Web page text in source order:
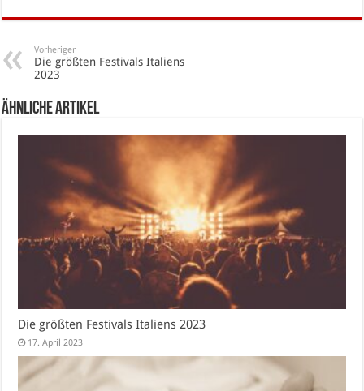
Vorheriger
Die größten Festivals Italiens
2023
Ähnliche Artikel
Die größten Festivals Italiens 2023
17. April 2023